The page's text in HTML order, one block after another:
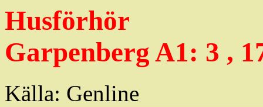
Husförhör
Garpenberg A1: 3 ,
Källa: Genline